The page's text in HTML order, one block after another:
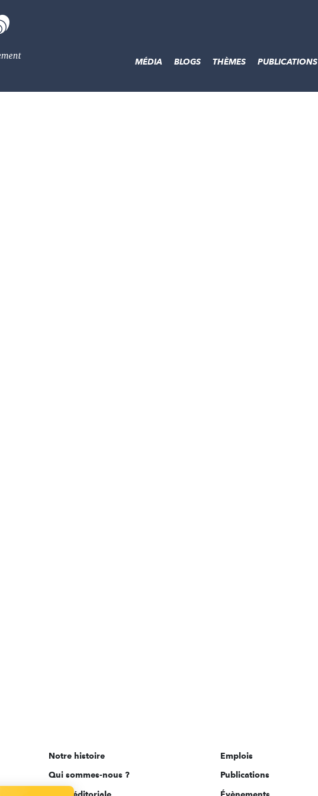
MÉDIA BLOGS THÈMES PUBLICATIONS
Notre histoire
Qui sommes-nous ?
Emplois
Publications